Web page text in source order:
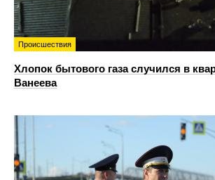
Происшествия
Хлопок бытового газа случился в
Ванеева